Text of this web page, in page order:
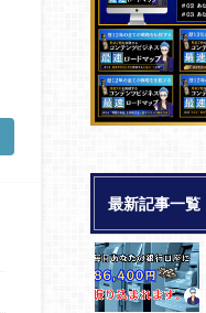
最新記事一覧